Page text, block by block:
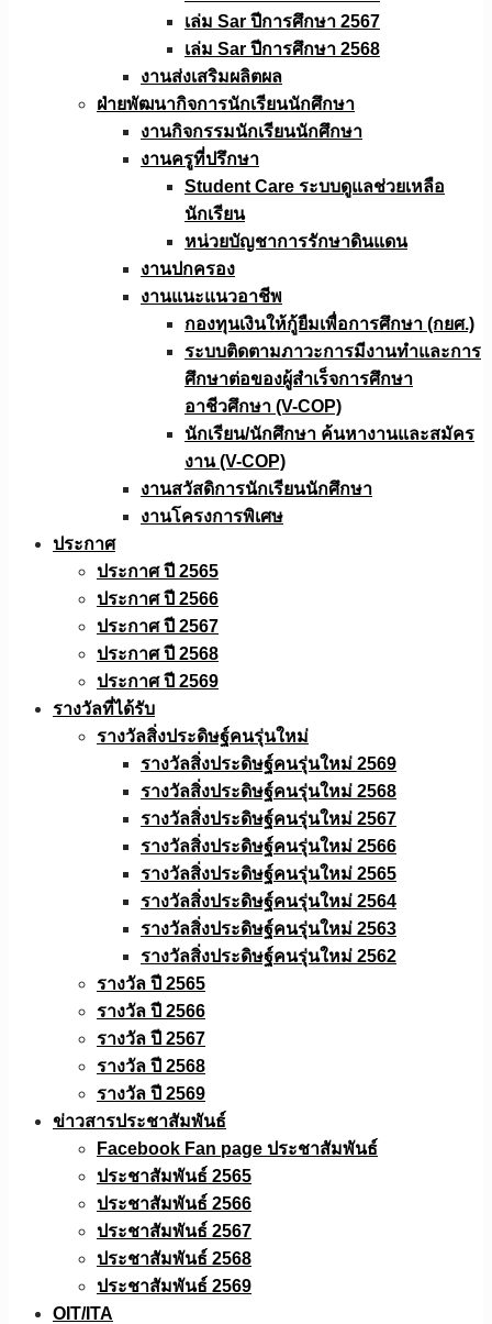
เล่ม Sar ปีการศึกษา 2567
เล่ม Sar ปีการศึกษา 2568
งานส่งเสริมผลิตผล
ฝ่ายพัฒนากิจการนักเรียนนักศึกษา
งานกิจกรรมนักเรียนนักศึกษา
งานครูที่ปรึกษา
Student Care ระบบดูแลช่วยเหลือ
นักเรียน
หน่วยบัญชาการรักษาดินแดน
งานปกครอง
งานแนะแนวอาชีพ
กองทุนเงินให้กู้ยืมเพื่อการศึกษา (กยศ.)
ระบบติดตามภาวะการมีงานทำและการ
ศึกษาต่อของผู้สำเร็จการศึกษา
อาชีวศึกษา (V-COP)
นักเรียน/นักศึกษา ค้นหางานและสมัคร
งาน (V-COP)
งานสวัสดิการนักเรียนนักศึกษา
งานโครงการพิเศษ
ประกาศ
ประกาศ ปี 2565
ประกาศ ปี 2566
ประกาศ ปี 2567
ประกาศ ปี 2568
ประกาศ ปี 2569
รางวัลที่ได้รับ
รางวัลสิ่งประดิษฐ์คนรุ่นใหม่
รางวัลสิ่งประดิษฐ์คนรุ่นใหม่ 2569
รางวัลสิ่งประดิษฐ์คนรุ่นใหม่ 2568
รางวัลสิ่งประดิษฐ์คนรุ่นใหม่ 2567
รางวัลสิ่งประดิษฐ์คนรุ่นใหม่ 2566
รางวัลสิ่งประดิษฐ์คนรุ่นใหม่ 2565
รางวัลสิ่งประดิษฐ์คนรุ่นใหม่ 2564
รางวัลสิ่งประดิษฐ์คนรุ่นใหม่ 2563
รางวัลสิ่งประดิษฐ์คนรุ่นใหม่ 2562
รางวัล ปี 2565
รางวัล ปี 2566
รางวัล ปี 2567
รางวัล ปี 2568
รางวัล ปี 2569
ข่าวสารประชาสัมพันธ์
Facebook Fan page ประชาสัมพันธ์
ประชาสัมพันธ์ 2565
ประชาสัมพันธ์ 2566
ประชาสัมพันธ์ 2567
ประชาสัมพันธ์ 2568
ประชาสัมพันธ์ 2569
OIT/ITA